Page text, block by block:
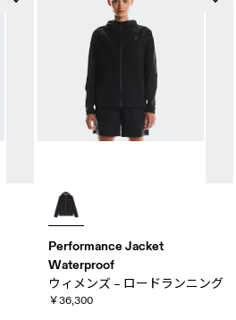
Performance Jacket
Waterproof
ウィメンズ – ロードランニング
￥36,300